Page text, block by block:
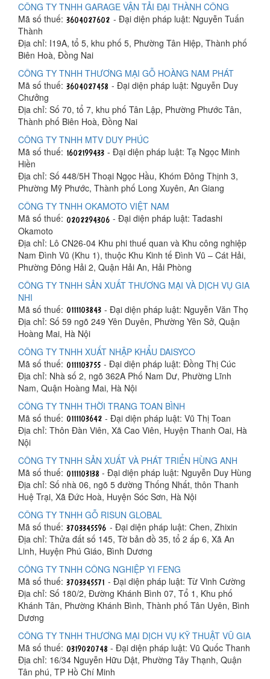
CÔNG TY TNHH GARAGE VẬN TẢI ĐẠI THÀNH CÔNG
Mã số thuế:
- Đại diện pháp luật: Nguyễn Tuấn
Thành
Địa chỉ: I19A, tổ 5, khu phố 5, Phường Tân Hiệp, Thành phố
Biên Hoà, Đồng Nai
CÔNG TY TNHH THƯƠNG MẠI GỖ HOÀNG NAM PHÁT
Mã số thuế:
- Đại diện pháp luật: Nguyễn Duy
Chưởng
Địa chỉ: Số 70, tổ 7, khu phố Tân Lập, Phường Phước Tân,
Thành phố Biên Hoà, Đồng Nai
CÔNG TY TNHH MTV DUY PHÚC
Mã số thuế:
- Đại diện pháp luật: Tạ Ngọc Minh
Hiền
Địa chỉ: Số 448/5H Thoại Ngọc Hầu, Khóm Đông Thịnh 3,
Phường Mỹ Phước, Thành phố Long Xuyên, An Giang
CÔNG TY TNHH OKAMOTO VIỆT NAM
Mã số thuế:
- Đại diện pháp luật: Tadashi
Okamoto
Địa chỉ: Lô CN26-04 Khu phi thuế quan và Khu công nghiệp
Nam Đình Vũ (Khu 1), thuộc Khu Kinh tế Đình Vũ – Cát Hải,
Phường Đông Hải 2, Quận Hải An, Hải Phòng
CÔNG TY TNHH SẢN XUẤT THƯƠNG MẠI VÀ DỊCH VỤ GIA
NHI
Mã số thuế:
- Đại diện pháp luật: Nguyễn Văn Thọ
Địa chỉ: Số 59 ngõ 249 Yên Duyên, Phường Yên Sở, Quận
Hoàng Mai, Hà Nội
CÔNG TY TNHH XUẤT NHẬP KHẨU DAISYCO
Mã số thuế:
- Đại diện pháp luật: Đồng Thị Cúc
Địa chỉ: Nhà số 2, ngõ 362A Phố Nam Dư, Phường Lĩnh
Nam, Quận Hoàng Mai, Hà Nội
CÔNG TY TNHH THỜI TRANG TOAN BÌNH
Mã số thuế:
- Đại diện pháp luật: Vũ Thị Toan
Địa chỉ: Thôn Đàn Viên, Xã Cao Viên, Huyện Thanh Oai, Hà
Nội
CÔNG TY TNHH SẢN XUẤT VÀ PHÁT TRIỂN HÙNG ANH
Mã số thuế:
- Đại diện pháp luật: Nguyễn Duy Hùng
Địa chỉ: Số nhà 06, ngõ 5 đường Thống Nhất, thôn Thanh
Huệ Trại, Xã Đức Hoà, Huyện Sóc Sơn, Hà Nội
CÔNG TY TNHH GỖ RISUN GLOBAL
Mã số thuế:
- Đại diện pháp luật: Chen, Zhixin
Địa chỉ: Thửa đất số 145, Tờ bản đồ 35, tổ 2 ấp 6, Xã An
Linh, Huyện Phú Giáo, Bình Dương
CÔNG TY TNHH CÔNG NGHIỆP YI FENG
Mã số thuế:
- Đại diện pháp luật: Từ Vinh Cường
Địa chỉ: Số 180/2, Đường Khánh Bình 07, Tổ 1, Khu phố
Khánh Tân, Phường Khánh Bình, Thành phố Tân Uyên, Bình
Dương
CÔNG TY TNHH THƯƠNG MẠI DỊCH VỤ KỸ THUẬT VŨ GIA
Mã số thuế:
- Đại diện pháp luật: Vũ Quốc Thanh
Địa chỉ: 16/34 Nguyễn Hữu Dật, Phường Tây Thạnh, Quận
Tân phú, TP Hồ Chí Minh